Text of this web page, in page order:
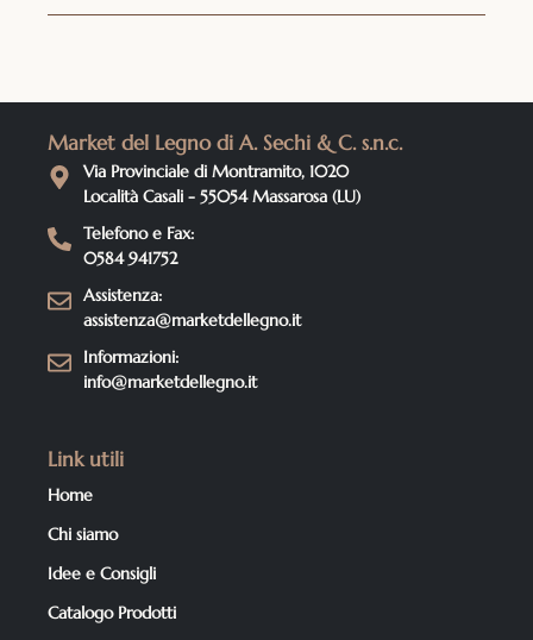
Market del Legno di A. Sechi & C. s.n.c.
Via Provinciale di Montramito, 1020
Località Casali - 55054 Massarosa (LU)
Telefono e Fax:
0584 941752
Assistenza:
assistenza@marketdellegno.it
Informazioni:
info@marketdellegno.it
Link utili
Home
Chi siamo
Idee e Consigli
Catalogo Prodotti